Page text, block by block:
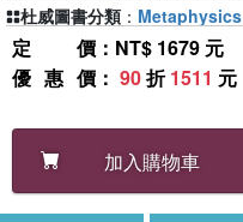
定價 ：NT$ 1679 元
優惠價 ： 90折1511 元
加入購物車
杜威圖書分類 ： Metaphysics